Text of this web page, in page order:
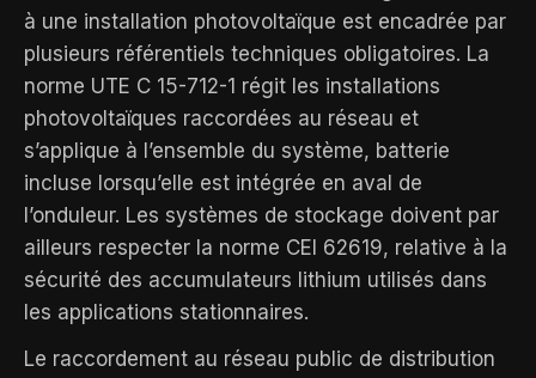
à une installation photovoltaïque est encadrée par
plusieurs référentiels techniques obligatoires. La
norme UTE C 15-712-1 régit les installations
photovoltaïques raccordées au réseau et
s’applique à l’ensemble du système, batterie
incluse lorsqu’elle est intégrée en aval de
l’onduleur. Les systèmes de stockage doivent par
ailleurs respecter la norme CEI 62619, relative à la
sécurité des accumulateurs lithium utilisés dans
les applications stationnaires.
Le raccordement au réseau public de distribution